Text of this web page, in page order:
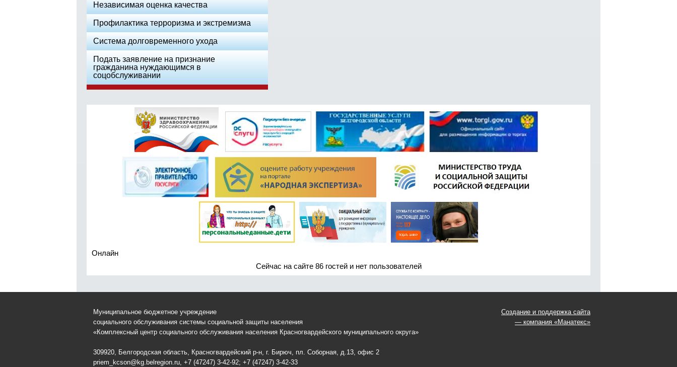
Независимая оценка качества
Профилактика терроризма и экстремизма
Система долговременного ухода
Подать заявление на признание
гражданина нуждающимся в
соцобслуживании
Онлайн
Сейчас на сайте 86 гостей и нет пользователей
Муниципальное бюджетное учреждение
социального обслуживания системы социальной защиты населения
«Комплексный центр социального обслуживания населения Красногвардейского муниципального округа»
309920, Белгородская область, Красногвардейский р-н, г. Бирюч, пл. Соборная, д.13, офис 2
priem_kcson@kg.belregion.ru, +7 (47247) 3-42-92; +7 (47247) 3-42-33
Создание и поддержка сайта
— компания «Манатекс»